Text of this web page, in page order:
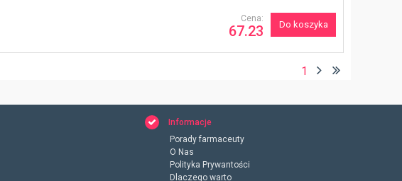
Do koszyka
Cena:
67.23
1
Informacje
Porady farmaceuty
O Nas
Polityka Prywantości
Dlaczego warto